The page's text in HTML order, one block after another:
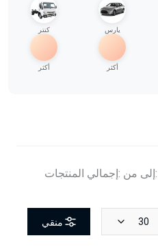
يارس
أكثر
كنتر
أكثر
من :إجمالي المنتجات
30 منقي